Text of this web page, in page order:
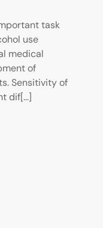
task
use
medical
of
Sensitivity of
dif[...]